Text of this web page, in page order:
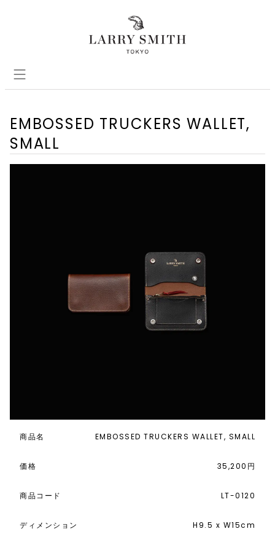
EMBOSSED TRUCKERS WALLET,
SMALL
商品名 EMBOSSED TRUCKERS WALLET, SMALL
価格 35,200円
商品コード LT-0120
ディメンション H9.5 x W15cm